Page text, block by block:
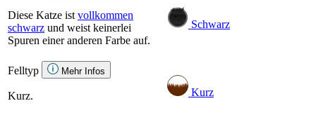
Diese Katze ist vollkommen
schwarz und weist keinerlei
Spuren einer anderen Farbe auf.
Schwarz
Felltyp Mehr Infos
Kurz. Kurz